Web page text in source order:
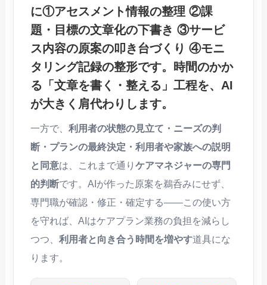
に①アセスメント情報の整理 ②課
題・目標の文章化の下書き ③サービ
ス内容の原案の叩き台づくり ④モニ
タリング記録の整形です。時間のかか
る
「文章を書く・整える」工程を、AI
が大きく肩代わりします。
一方で、利用者の状態の見立て・ニーズの判
断・プランの最終決定・利用者や家族への説明
と同意は、これまで通りケアマネジャーの専門
的判断です。AIが作った原案を鵜呑みにせず、
専門職が確認・修正・確定する——この使い方
を守れば、AIはケアプラン業務の負担を減らし
つつ、利用者と向き合う時間を増やす道具にな
ります。